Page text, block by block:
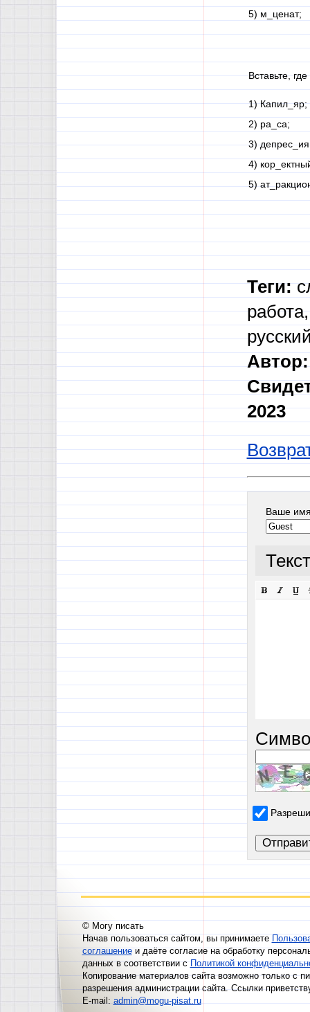
5) м_ценат;
Вставьте,
1) Капил_яр;
2) ра_са;
3)
4)
5)
Теги:
Автор:
2023
Ваше
© Могу писать
Начав пользоваться сайтом, вы принимаете
соглашениеи даёте согласие на обработку
данных в соответствии сПолитикой
Копирование материалов сайта возможно только с
разрешения администрации сайта. Ссылки
E-mail:admin@mogu-pisat.ru